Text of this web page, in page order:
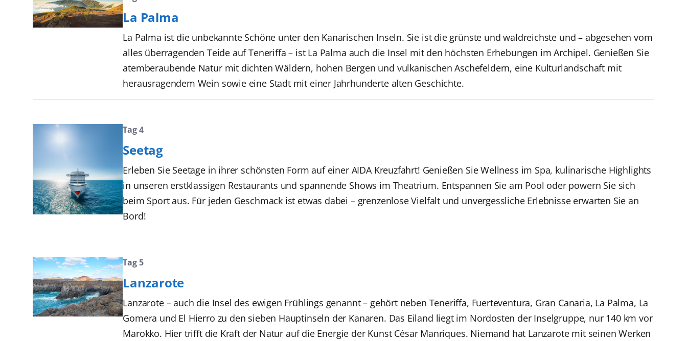
La Palma
La Palma ist die unbekannte Schöne unter den Kanarischen Inseln. Sie ist die grünste und waldreichste und – abgesehen vom
alles überragenden Teide auf Teneriffa – ist La Palma auch die Insel mit den höchsten Erhebungen im Archipel. Genießen Sie
atemberaubende Natur mit dichten Wäldern, hohen Bergen und vulkanischen Aschefeldern, eine Kulturlandschaft mit
herausragendem Wein sowie eine Stadt mit einer Jahrhunderte alten Geschichte.
Tag 4
Seetag
Erleben Sie Seetage in ihrer schönsten Form auf einer AIDA Kreuzfahrt! Genießen Sie Wellness im Spa, kulinarische Highlights
in unseren erstklassigen Restaurants und spannende Shows im Theatrium. Entspannen Sie am Pool oder powern Sie sich
beim Sport aus. Für jeden Geschmack ist etwas dabei – grenzenlose Vielfalt und unvergessliche Erlebnisse erwarten Sie an
Bord!
Tag 5
Lanzarote
Lanzarote – auch die Insel des ewigen Frühlings genannt – gehört neben Teneriffa, Fuerteventura, Gran Canaria, La Palma, La
Gomera und El Hierro zu den sieben Hauptinseln der Kanaren. Das Eiland liegt im Nordosten der Inselgruppe, nur 140 km vor
Marokko. Hier trifft die Kraft der Natur auf die Energie der Kunst César Manriques. Niemand hat Lanzarote mit seinen Werken